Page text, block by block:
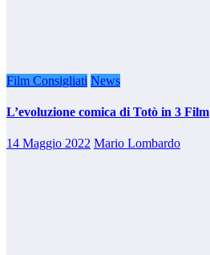
Film Consigliati News
L’evoluzione comica di Totò in 3 Film
14 Maggio 2022 Mario Lombardo